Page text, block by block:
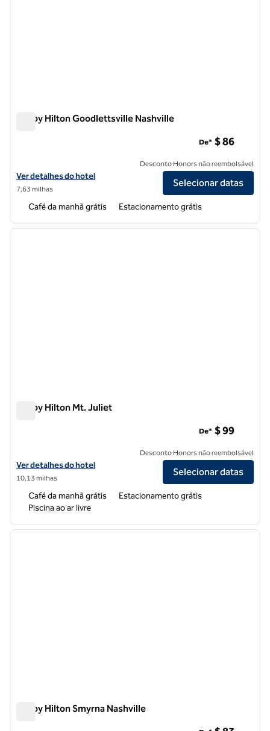
Tru by Hilton Goodlettsville Nashville
Exibir detalhes do hotel Tru by Hilton Goodlettsville Nashville
Ver detalhes do hotel
7,63 milhas
De* $ 86
Desconto Honors não reembolsável
Selecionar datas
Café da manhã grátis Estacionamento grátis
1 de 12
Tru by Hilton Mt. Juliet
Exibir detalhes do hotel Tru by Hilton Mt. Juliet
Ver detalhes do hotel
10,13 milhas
De* $ 99
Desconto Honors não reembolsável
Selecionar datas
Café da manhã grátis
Estacionamento grátis
Piscina ao ar livre
1 de 11
Tru by Hilton Smyrna Nashville